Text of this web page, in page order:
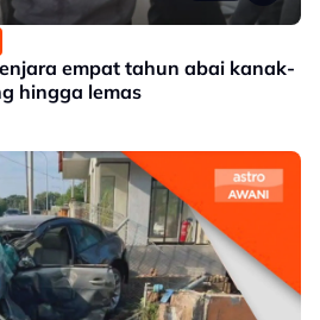
empat tahun abai kanak-
hingga lemas